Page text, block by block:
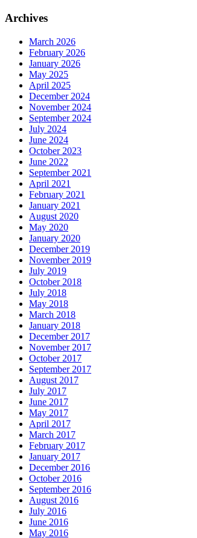
Archives
March 2026
February 2026
January 2026
May 2025
April 2025
December 2024
November 2024
September 2024
July 2024
June 2024
October 2023
June 2022
September 2021
April 2021
February 2021
January 2021
August 2020
May 2020
January 2020
December 2019
November 2019
July 2019
October 2018
July 2018
May 2018
March 2018
January 2018
December 2017
November 2017
October 2017
September 2017
August 2017
July 2017
June 2017
May 2017
April 2017
March 2017
February 2017
January 2017
December 2016
October 2016
September 2016
August 2016
July 2016
June 2016
May 2016